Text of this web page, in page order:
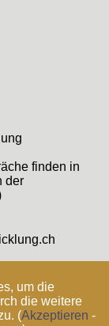
um die
die weitere
(Akzeptieren -
finden in
der